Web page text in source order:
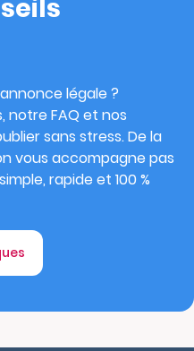
légale ?
notre FAQ et nos
sans stress. De la
vous accompagne pas
rapide et 100 %